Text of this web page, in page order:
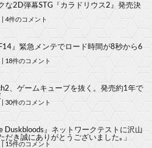
な2D弾幕STG『カラドリウス2』発売決
4件のコメント
』緊急メンテでロード時間が8秒から6
18件のコメント
、ゲームキューブを抜く。発売約1年で
|30件のコメント
Duskbloods』ネットワークテストに沢山
だき誠にありがとうございました｡」
15件のコメント